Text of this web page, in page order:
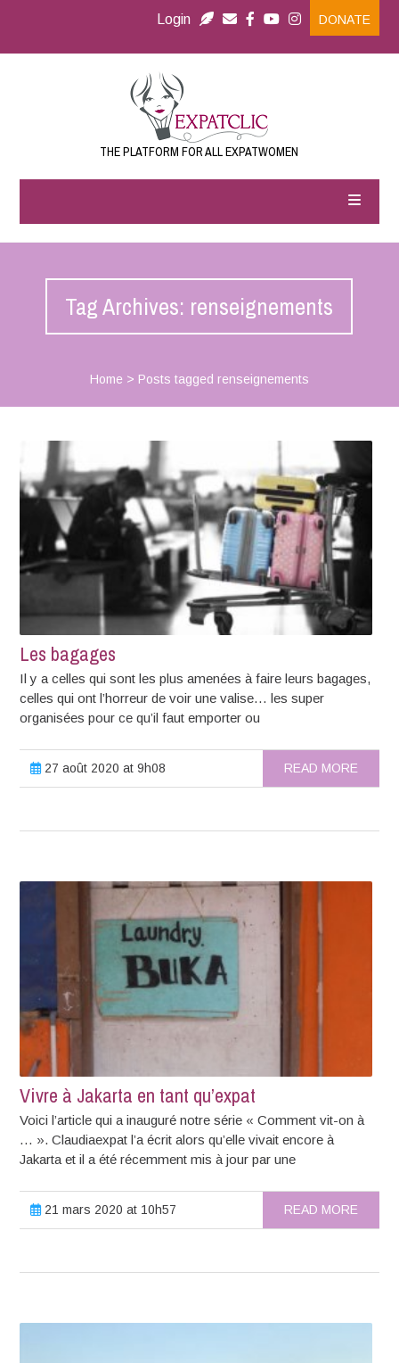
Login DONATE
THE PLATFORM FOR ALL EXPATWOMEN
Tag Archives: renseignements
Home > Posts tagged renseignements
Les bagages
Il y a celles qui sont les plus amenées à faire leurs bagages,
celles qui ont l’horreur de voir une valise… les super
organisées pour ce qu’il faut emporter ou
27 août 2020 at 9h08 READ MORE
Vivre à Jakarta en tant qu’expat
Voici l’article qui a inauguré notre série « Comment vit-on à
… ». Claudiaexpat l’a écrit alors qu’elle vivait encore à
Jakarta et il a été récemment mis à jour par une
21 mars 2020 at 10h57 READ MORE